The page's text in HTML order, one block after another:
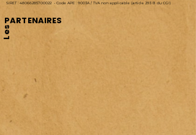
SIRET : 48066285700022 - Code APE : 9003A / TVA non applicable (article 293 B du CGI)
Les
PARTENAIRES